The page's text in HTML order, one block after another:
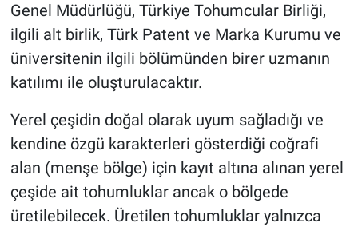
Genel Müdürlüğü, Türkiye Tohumcular Birliği,
ilgili alt birlik, Türk Patent ve Marka Kurumu ve
üniversitenin ilgili bölümünden birer uzmanın
katılımı ile oluşturulacaktır.
Yerel çeşidin doğal olarak uyum sağladığı ve
kendine özgü karakterleri gösterdiği coğrafi
alan (menşe bölge) için kayıt altına alınan yerel
çeşide ait tohumluklar ancak o bölgede
üretilebilecek. Üretilen tohumluklar yalnızca